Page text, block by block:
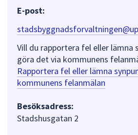
E-post:
Vill du rapportera fel eller lämna
göra det via kommunens
Rapportera fel eller lämna
kommunens felanmälan
Besöksadress:
Stadshusgatan 2